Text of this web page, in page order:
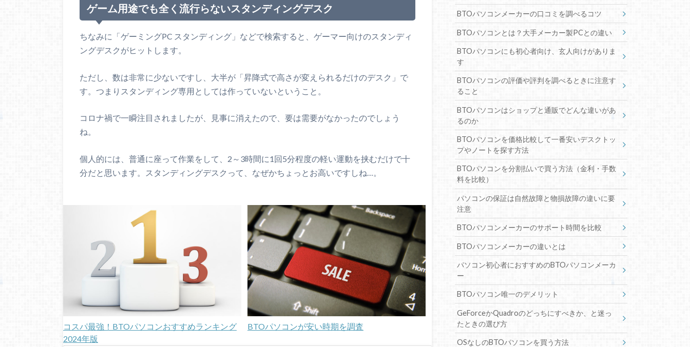
ゲーム用途でも全く流行らないスタンディングデスク
ちなみに「ゲーミングPC スタンディング」などで検索すると、ゲーマー向けのスタンディ
ングデスクがヒットします。
ただし、数は非常に少ないですし、大半が「昇降式で高さが変えられるだけのデスク」で
す。つまりスタンディング専用としては作っていないということ。
コロナ禍で一瞬注目されましたが、見事に消えたので、要は需要がなかったのでしょう
ね。
個人的には、普通に座って作業をして、2～3時間に1回5分程度の軽い運動を挟むだけで十
分だと思います。スタンディングデスクって、なぜかちょっとお高いですしね…。
コスパ最強！BTOパソコンおすすめランキング
2024年版
BTOパソコンが安い時期を調査
BTOパソコンメーカーの口コミを調べるコツ
BTOパソコンとは？大手メーカー製PCとの違い
BTOパソコンにも初心者向け、玄人向けがありま
す
BTOパソコンの評価や評判を調べるときに注意す
ること
BTOパソコンはショップと通販でどんな違いがあ
るのか
BTOパソコンを価格比較して一番安いデスクトッ
プやノートを探す方法
BTOパソコンを分割払いで買う方法（金利・手数
料を比較）
パソコンの保証は自然故障と物損故障の違いに要
注意
BTOパソコンメーカーのサポート時間を比較
BTOパソコンメーカーの違いとは
パソコン初心者におすすめのBTOパソコンメーカ
ー
BTOパソコン唯一のデメリット
GeForceかQuadroのどっちにすべきか、と迷っ
たときの選び方
OSなしのBTOパソコンを買う方法